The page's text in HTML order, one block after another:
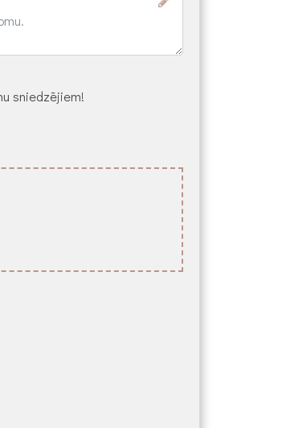
sniedzējiem!